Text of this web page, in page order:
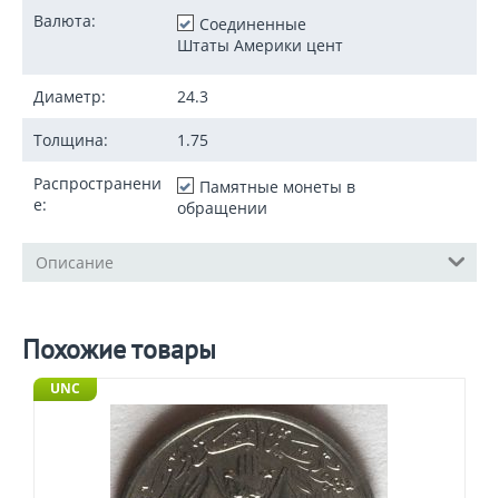
Валюта:
Соединенные
Штаты Америки цент
Диаметр: 24.3
Толщина: 1.75
Распространени
е:
Памятные монеты в
обращении
Описание
Похожие товары
UNC